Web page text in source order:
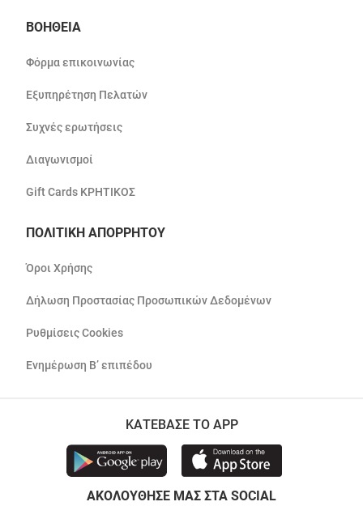
ΒΟΗΘΕΙΑ
Φόρμα επικοινωνίας
Εξυπηρέτηση Πελατών
Συχνές ερωτήσεις
Διαγωνισμοί
Gift Cards ΚΡΗΤΙΚΟΣ
ΠΟΛΙΤΙΚΗ ΑΠΟΡΡΗΤΟΥ
Όροι Χρήσης
Δήλωση Προστασίας Προσωπικών Δεδομένων
Ρυθμίσεις Cookies
Ενημέρωση Β’ επιπέδου
ΚΑΤΕΒΑΣΕ ΤΟ APP
ΑΚΟΛΟΥΘΗΣΕ ΜΑΣ ΣΤΑ SOCIAL